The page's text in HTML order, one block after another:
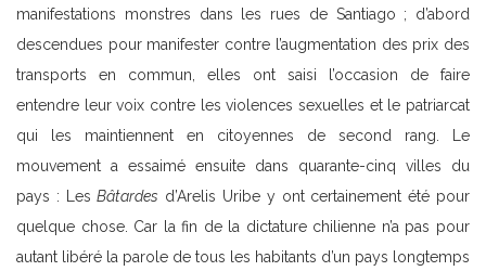
manifestations monstres dans les rues de Santiago ; d’abord
descendues pour manifester contre l’augmentation des prix des
transports en commun, elles ont saisi l’occasion de faire
entendre leur voix contre les violences sexuelles et le patriarcat
qui les maintiennent en citoyennes de second rang. Le
mouvement a essaimé ensuite dans quarante-cinq villes du
pays : LesBâtardes d’Arelis Uribe y ont certainement été pour
quelque chose. Car la fin de la dictature chilienne n’a pas pour
autant libéré la parole de tous les habitants d’un pays longtemps